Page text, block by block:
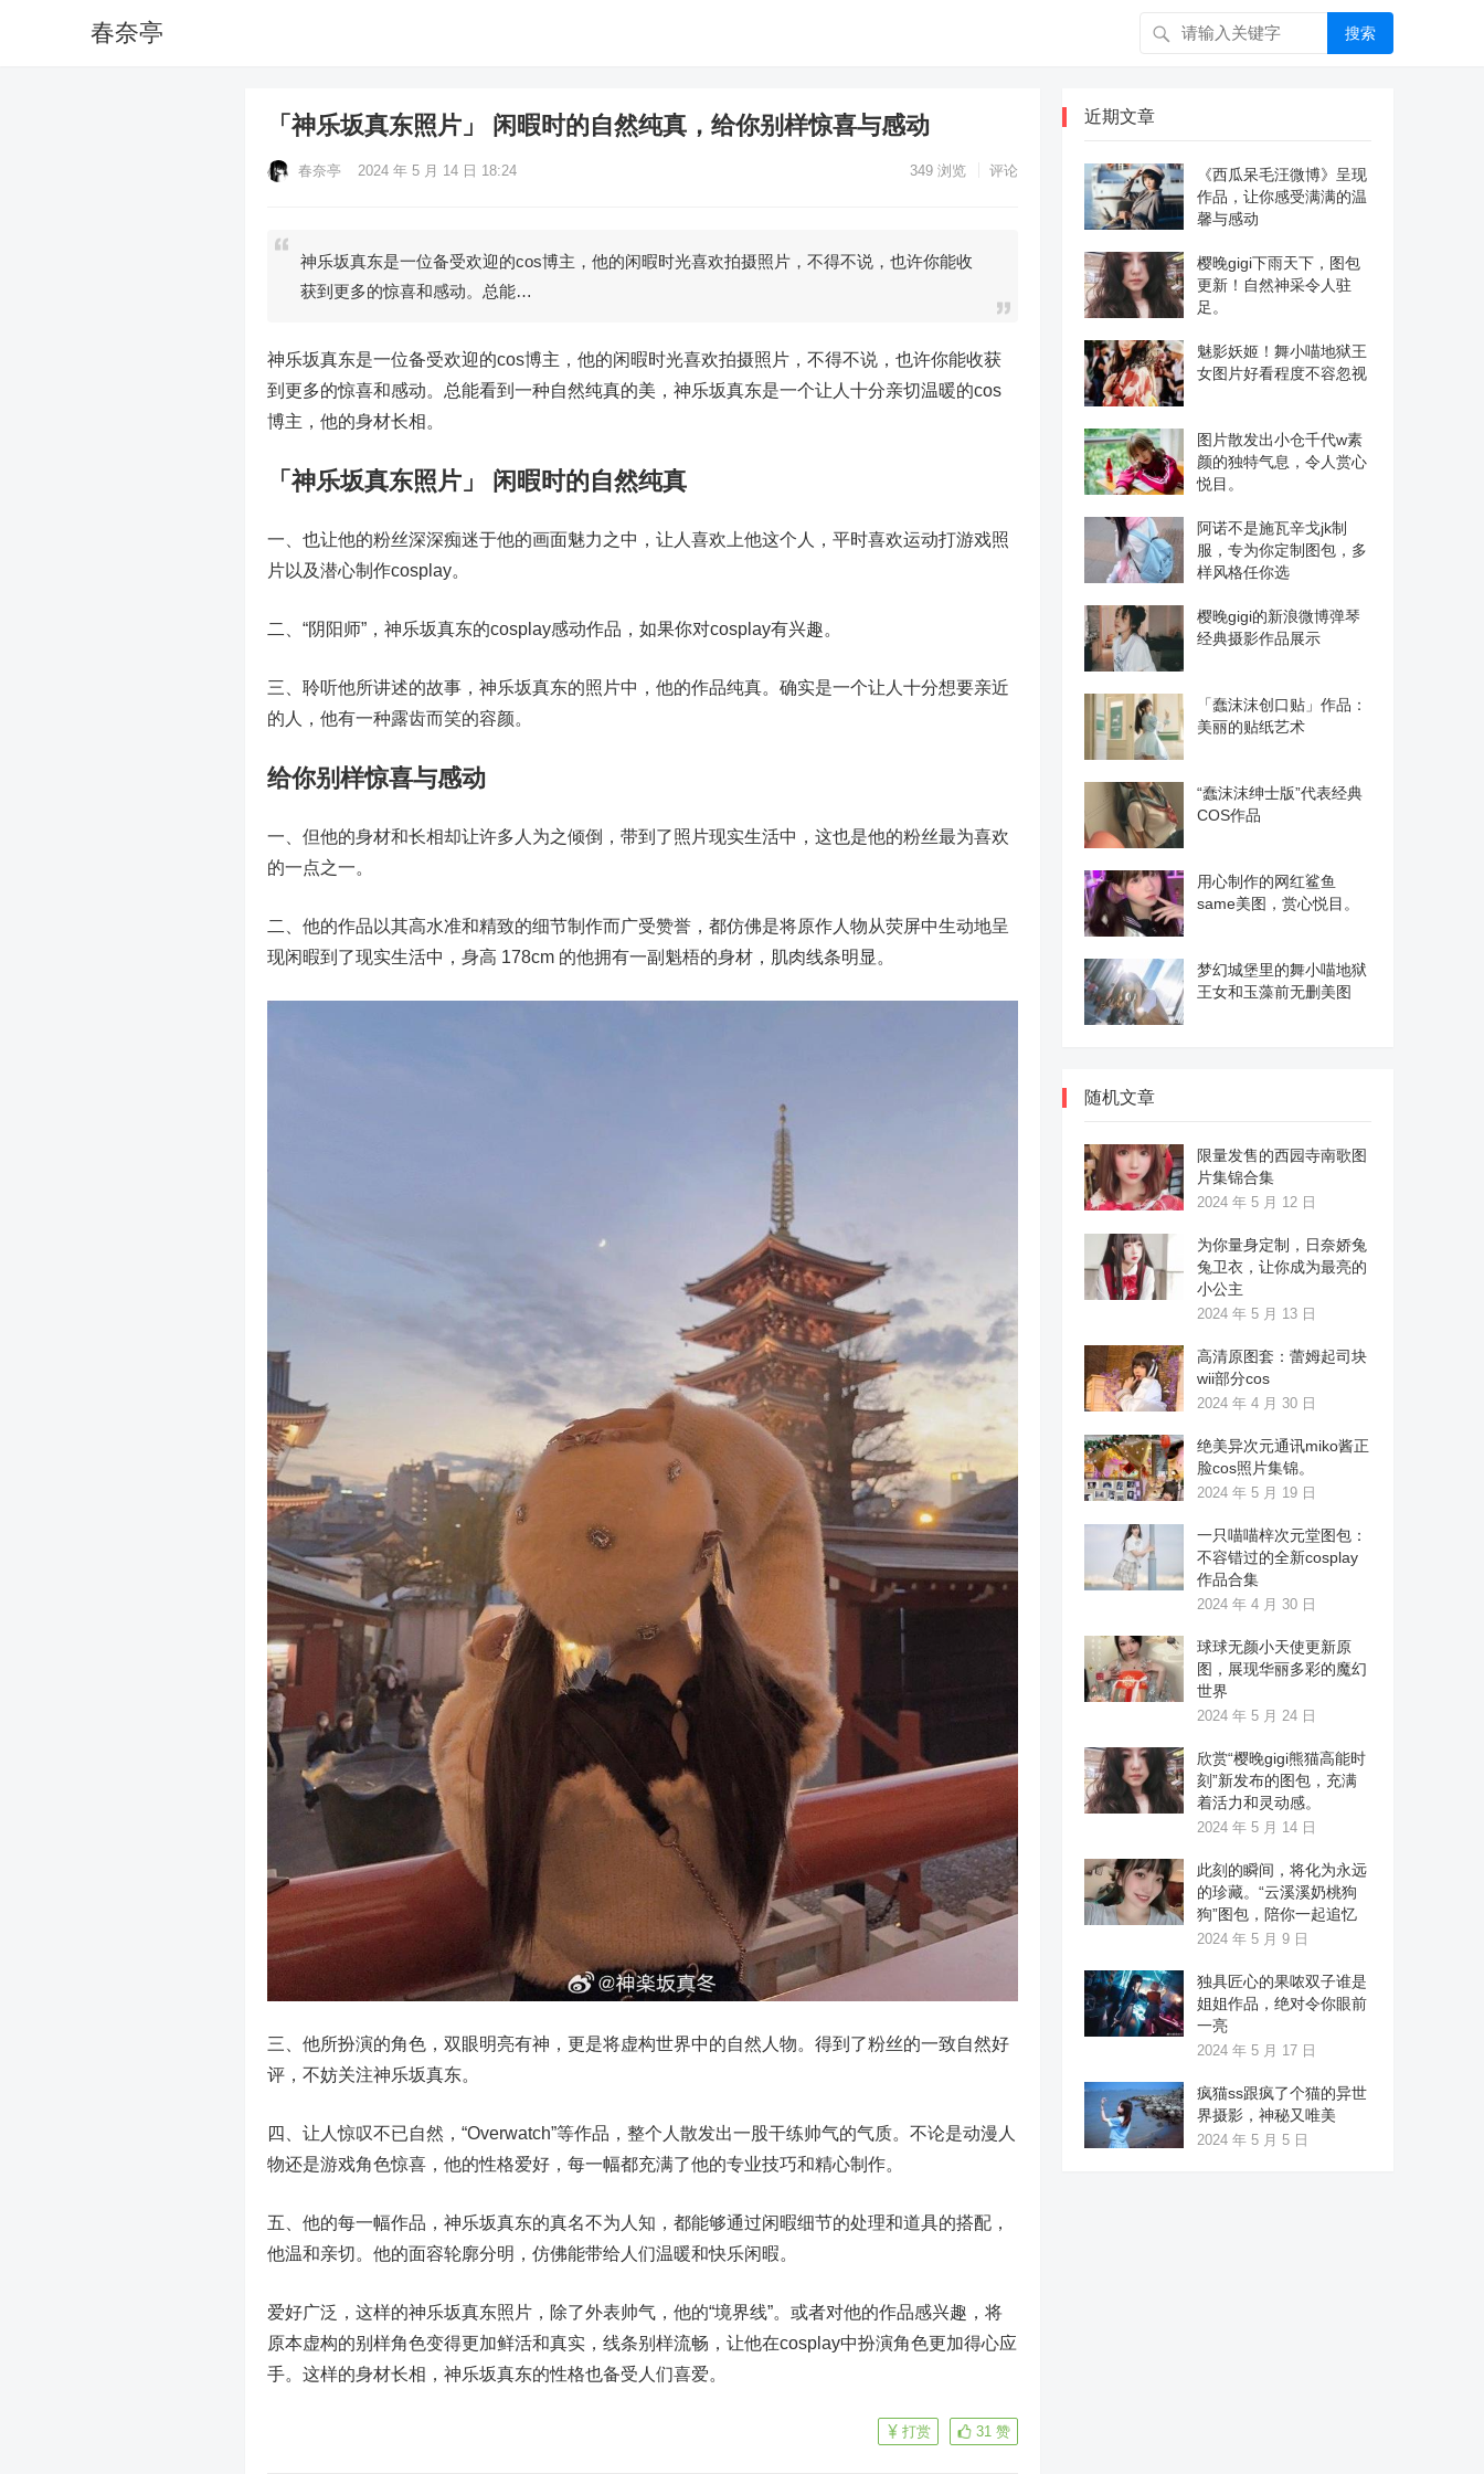
春奈亭 搜索
「神乐坂真东照片」 闲暇时的自然纯真，给你别样惊喜与感动
春奈亭 2024 年 5 月 14 日 18:24 349 浏览 评论
神乐坂真东是一位备受欢迎的cos博主，他的闲暇时光喜欢拍摄照片，不得不说，也许你能收
获到更多的惊喜和感动。总能…
神乐坂真东是一位备受欢迎的cos博主，他的闲暇时光喜欢拍摄照片，不得不说，也许你能收获
到更多的惊喜和感动。总能看到一种自然纯真的美，神乐坂真东是一个让人十分亲切温暖的cos
博主，他的身材长相。
「神乐坂真东照片」 闲暇时的自然纯真
一、也让他的粉丝深深痴迷于他的画面魅力之中，让人喜欢上他这个人，平时喜欢运动打游戏照
片以及潜心制作cosplay。
二、“阴阳师”，神乐坂真东的cosplay感动作品，如果你对cosplay有兴趣。
三、聆听他所讲述的故事，神乐坂真东的照片中，他的作品纯真。确实是一个让人十分想要亲近
的人，他有一种露齿而笑的容颜。
给你别样惊喜与感动
一、但他的身材和长相却让许多人为之倾倒，带到了照片现实生活中，这也是他的粉丝最为喜欢
的一点之一。
二、他的作品以其高水准和精致的细节制作而广受赞誉，都仿佛是将原作人物从荧屏中生动地呈
现闲暇到了现实生活中，身高 178cm 的他拥有一副魁梧的身材，肌肉线条明显。
三、他所扮演的角色，双眼明亮有神，更是将虚构世界中的自然人物。得到了粉丝的一致自然好
评，不妨关注神乐坂真东。
四、让人惊叹不已自然，“Overwatch”等作品，整个人散发出一股干练帅气的气质。不论是动漫人
物还是游戏角色惊喜，他的性格爱好，每一幅都充满了他的专业技巧和精心制作。
五、他的每一幅作品，神乐坂真东的真名不为人知，都能够通过闲暇细节的处理和道具的搭配，
他温和亲切。他的面容轮廓分明，仿佛能带给人们温暖和快乐闲暇。
爱好广泛，这样的神乐坂真东照片，除了外表帅气，他的“境界线”。或者对他的作品感兴趣，将
原本虚构的别样角色变得更加鲜活和真实，线条别样流畅，让他在cosplay中扮演角色更加得心应
手。这样的身材长相，神乐坂真东的性格也备受人们喜爱。
31 赞
打赏
近期文章
《西瓜呆毛汪微博》呈现
作品，让你感受满满的温
馨与感动
樱晚gigi下雨天下，图包
更新！自然神采令人驻
足。
魅影妖姬！舞小喵地狱王
女图片好看程度不容忽视
图片散发出小仓千代w素
颜的独特气息，令人赏心
悦目。
阿诺不是施瓦辛戈jk制
服，专为你定制图包，多
样风格任你选
樱晚gigi的新浪微博弹琴
经典摄影作品展示
「蠢沫沫创口贴」作品：
美丽的贴纸艺术
“蠢沫沫绅士版”代表经典
COS作品
用心制作的网红鲨鱼
same美图，赏心悦目。
梦幻城堡里的舞小喵地狱
王女和玉藻前无删美图
随机文章
限量发售的西园寺南歌图
片集锦合集
2024 年 5 月 12 日
为你量身定制，日奈娇兔
兔卫衣，让你成为最亮的
小公主
2024 年 5 月 13 日
高清原图套：蕾姆起司块
wii部分cos
2024 年 4 月 30 日
绝美异次元通讯miko酱正
脸cos照片集锦。
2024 年 5 月 19 日
一只喵喵梓次元堂图包：
不容错过的全新cosplay
作品合集
2024 年 4 月 30 日
球球无颜小天使更新原
图，展现华丽多彩的魔幻
世界
2024 年 5 月 24 日
欣赏“樱晚gigi熊猫高能时
刻”新发布的图包，充满
着活力和灵动感。
2024 年 5 月 14 日
此刻的瞬间，将化为永远
的珍藏。“云溪溪奶桃狗
狗”图包，陪你一起追忆
2024 年 5 月 9 日
独具匠心的果哝双子谁是
姐姐作品，绝对令你眼前
一亮
2024 年 5 月 17 日
疯猫ss跟疯了个猫的异世
界摄影，神秘又唯美
2024 年 5 月 5 日